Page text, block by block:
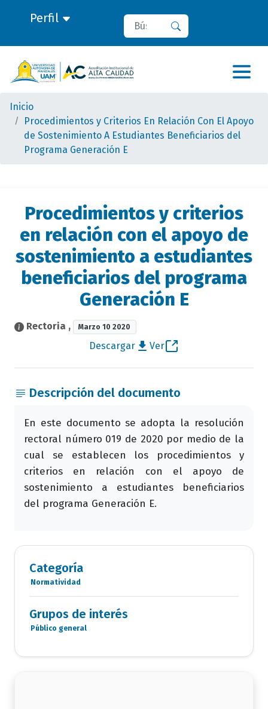
Perfil Buscar
Inicio
Procedimientos y Criterios En Relación Con El Apoyo
de Sostenimiento A Estudiantes Beneficiarios del
Programa Generación E
Procedimientos y criterios
en relación con el apoyo de
sostenimiento a estudiantes
beneficiarios del programa
Generación E
Rectoria , Marzo 10 2020
Descargar Ver
Descripción del documento
En este documento se adopta la resolución
rectoral número 019 de 2020 por medio de la
cual se establecen los procedimientos y
criterios en relación con el apoyo de
sostenimiento a estudiantes beneficiarios
del programa Generación E.
Categoría
Categoria
Documentos
Normatividad
Grupos de interés
Grupo
interés
Público general